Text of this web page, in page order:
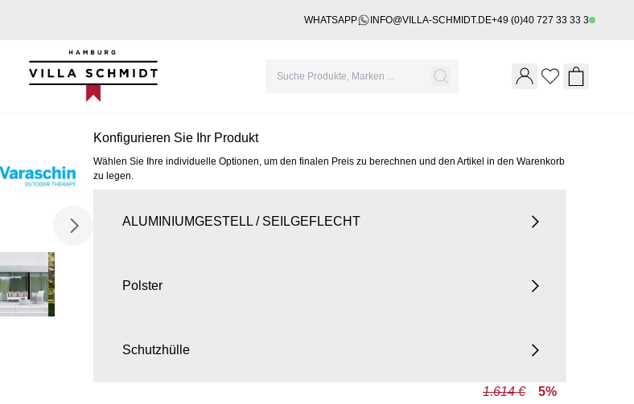
WHATSAPP INFO@VILLA-SCHMIDT.DE+49 (0)40 727 33 33 3
Villa Schmidt
Wishlist
Konfigurieren Sie Ihr Produkt
Wählen Sie Ihre individuelle Optionen, um den finalen Preis zu berechnen und den Artikel in den Warenkorb
zu legen.
ALUMINIUMGESTELL / SEILGEFLECHT
Polster
Schutzhülle
1.614 €
5%